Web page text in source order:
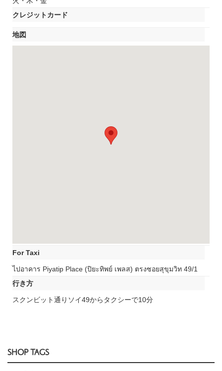
クレジットカード
地図
For Taxi
ไปอาคาร Piyatip Place (ปิยะทิพย์ เพลส) ตรงซอยสุขุมวิท 49/1
行き方
スクンビット通りソイ49からタクシーで10分
SHOP TAGS